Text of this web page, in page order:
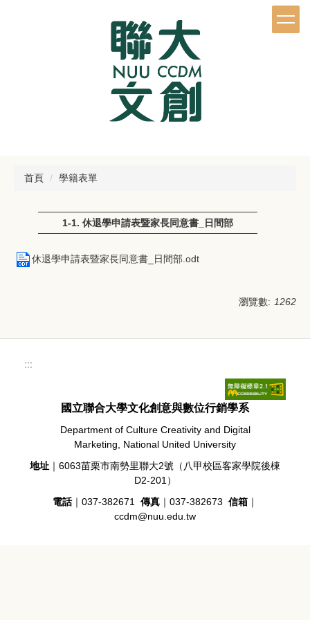
首頁 學籍表單
1-1. 休退學申請表暨家長同意書_日間部
休退學申請表暨家長同意書_日間部.odt
瀏覽數: 1262
:::
國立聯合大學文化創意與數位行銷學系
Department of Culture Creativity and Digital
Marketing, National United University
地址 ｜6063苗栗市南勢里聯大2號（八甲校區客家學院後棟
D2-201）
電話｜037-382671 傳真 ｜037-382673 信箱 ｜
ccdm@nuu.edu.tw